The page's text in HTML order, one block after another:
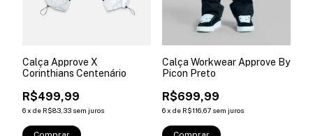
Calça Approve X
Corinthians Centenário
R$499,99
6x de R$83,33 sem juros
Calça Workwear Approve By
Picon Preto
R$699,99
6x de R$116,67 sem juros